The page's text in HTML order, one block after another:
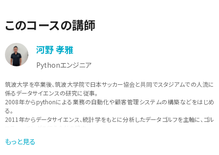
このコースの講師
河野 孝雅
Pythonエンジニア
筑波大学を卒業後、筑波大学院で日本サッカー協会と共同でスタジアムでの人流に
係るデータサイエンスの研究に従事。
2008年からpythonによる業務の自動化や顧客管理システムの構築などをはじめ
る。
2011年からデータサイエンス、統計学をもとに分析したデータゴルフを主軸に、ゴル
データをもとにしたスポーツのティーチングを行いながら、現在は、pythonを中心
に、「実際に現場で使えるような学びを提供」をモットーに講師活動も行っている。
もっと見る